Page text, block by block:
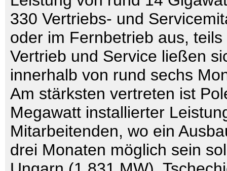
330 Vertriebs- und
oder im Fernbetrieb aus,
Vertrieb und Service ließen
innerhalb von rund sechs
Am stärksten vertreten ist
Megawatt installierter
Mitarbeitenden, wo ein
drei Monaten möglich sein